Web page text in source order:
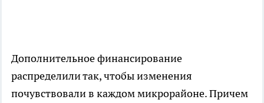
Дополнительное финансирование
распределили так, чтобы изменения
почувствовали в каждом микрорайоне. Причем